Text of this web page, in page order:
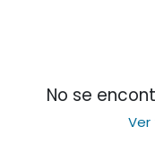
No se